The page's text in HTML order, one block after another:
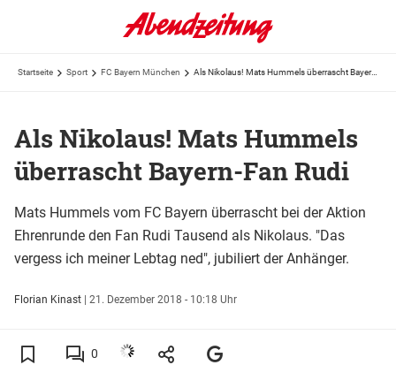
Startseite Sport FC Bayern München Als Nikolaus! Mats Hummels überrascht Bayern-Fan Rudi
Als Nikolaus! Mats Hummels
überrascht Bayern-Fan Rudi
Mats Hummels vom FC Bayern überrascht bei der Aktion
Ehrenrunde den Fan Rudi Tausend als Nikolaus. "Das
vergess ich meiner Lebtag ned", jubiliert der Anhänger.
Florian Kinast | 21. Dezember 2018 - 10:18 Uhr
0